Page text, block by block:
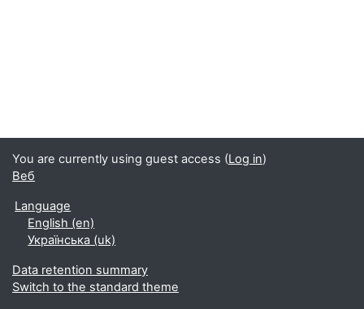
You are currently using guest access (Log in)
Веб
Language
English ‎(en)‎
Українська ‎(uk)‎
Data retention summary
Switch to the standard theme